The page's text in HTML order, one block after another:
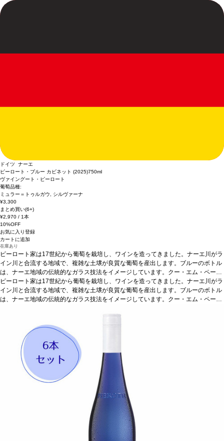
ドイツ ナーエ
ピーロート・ブルー カビネット (2025)750ml
ヴァイングート・ピーロート
葡萄品種:
ミュラー＝トゥルガウ, シルヴァーナ
¥3,300
まとめ買い(6+)
¥2,970/ 1本
10%OFF
お気に入り登録
カートに追加
在庫あり
ピーロート家は17世紀から葡萄を栽培し、ワインを造ってきました。ナーエ川がラ
イン川と合流する地域で、複雑な土壌が良質な葡萄を産出します。ブルーのボトル
は、ナーエ地域の伝統的なガラス技法をイメージしています。クー・エム・ペー
（肩書付き上質ワイン）の中では最も糖度の低いもので、エレガントで繊細な味わ
いがあり、食事と合わせても、単独でも、気軽に楽しめます。エレガントで酸味と
甘みのバランスが素晴らしいワインです。テイスティングノートジューシーな洋
き生きとしたパッションフルーツや、繊細なアーモンドの余韻も感じる。
さっぱりとした魚料理、サラダなどと好相性
ルヴァーナー
*本ヴィンテージが在庫切れの場合、在庫があり価格が同様の場合は
自動的に次のヴィンテージに変更されます、ご了承ください。
ピーロート家は17世紀から葡萄を栽培し、ワインを造ってきました。ナーエ川がラ
イン川と合流する地域で、複雑な土壌が良質な葡萄を産出します。ブルーのボトル
は、ナーエ地域の伝統的なガラス技法をイメージしています。クー・エム・ペー
いがあり、食事と合わせても、単独でも、気軽に楽しめます。エレガントで酸味と
甘みのバランスが素晴らしいワインです。
ナシ、もぎたてのリンゴ、美味しいアプリコットの芳香が混ざり、ピリッとして生
き生きとしたパッションフルーツや、繊細なアーモンドの余韻も感じる。
さっぱりとした魚料理、サラダなどと好相性葡萄品種
ルヴァーナー
*本ヴィンテージが在庫切れの場合、在庫があり価格が同様の場合は
自動的に次のヴィンテージに変更されます、ご了承ください。